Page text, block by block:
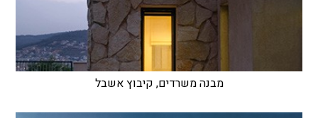
מבנה משרדים, קיבוץ אשבל